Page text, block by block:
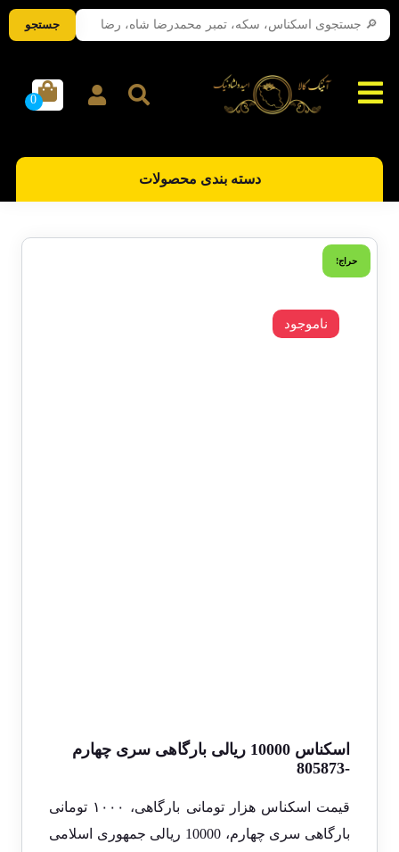
دسته بندی محصولات
حراج!
اسکناس 10000 ریالی بارگاهی سری چهارم
-805873
قیمت اسکناس هزار تومانی بارگاهی، ۱۰۰۰ تومانی
بارگاهی سری چهارم، 10000 ریالی جمهوری اسلامی
ناموجود
جستجو